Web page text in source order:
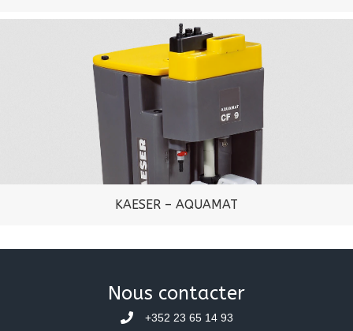
KAESER – AQUAMAT
Nous contacter
+352 23 65 14 93